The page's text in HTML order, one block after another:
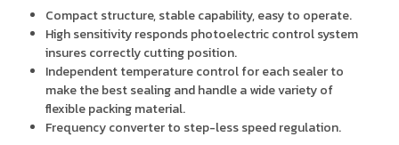
Compact structure, stable capability, easy to operate.
High sensitivity responds photoelectric control system
insures correctly cutting position.
Independent temperature control for each sealer to
make the best sealing and handle a wide variety of
flexible packing material.
Frequency converter to step-less speed regulation.